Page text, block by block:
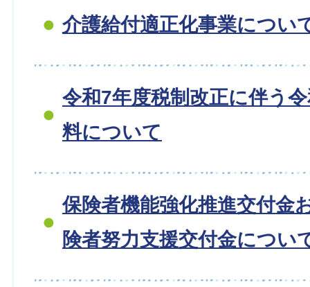
介護給付適正化事業につい
令和7年度税制改正に伴う
料について
保険者機能強化推進交付金
険者努力支援交付金につい